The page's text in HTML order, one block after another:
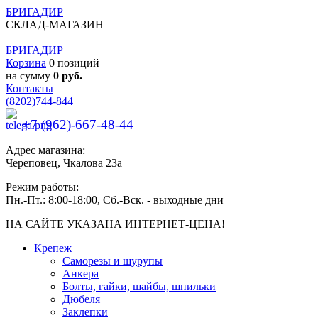
БРИГАДИР
СКЛАД-МАГАЗИН
БРИГАДИР
Корзина 0 позиций
на сумму 0 руб.
Контакты
(8202)744-844
+7 (962)-667-48-44
Адрес магазина:
Череповец, Чкалова 23а
Режим работы:
Пн.-Пт.: 8:00-18:00, Сб.-Вск. - выходные дни
НА САЙТЕ УКАЗАНА ИНТЕРНЕТ-ЦЕНА!
Крепеж
Саморезы и шурупы
Анкера
Болты, гайки, шайбы, шпильки
Дюбеля
Заклепки